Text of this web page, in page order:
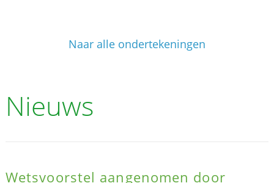
Naar alle ondertekeningen
Nieuws
Wetsvoorstel aangenomen door